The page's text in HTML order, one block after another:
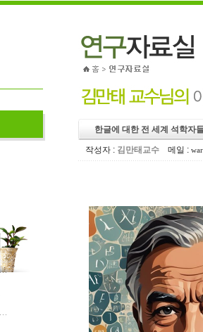
한글에 대한 전 세계 석학자
작성자 : 김만태교수 메일 :